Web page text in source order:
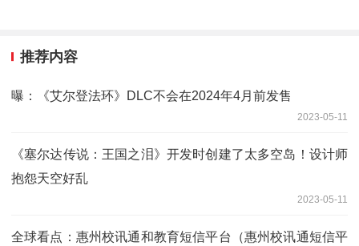
推荐内容
曝：《艾尔登法环》DLC不会在2024年4月前发售
2023-05-11
《塞尔达传说：王国之泪》开发时创建了太多空岛！设计师
抱怨天空好乱
2023-05-11
全球看点：惠州校讯通和教育短信平台（惠州校讯通短信平